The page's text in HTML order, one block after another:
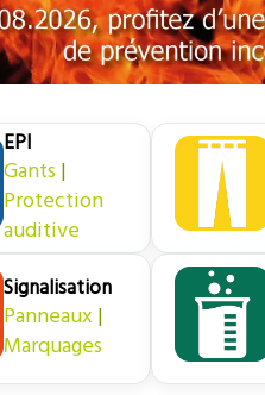
EPI
Gants|
Protection
auditive
Signalisation
Panneaux |
Marquages